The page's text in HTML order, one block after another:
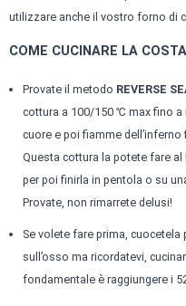
utilizzare anche il vostro forno di
COME CUCINARE LA
Provate il metodo REVERSE
cottura a 100/150 ℃ max fino a
cuore e poi fiamme
Questa cottura la potete fare al
per poi finirla in pentola o su
Provate, non rimarrete delusi!
Se volete fare prima,
sull’osso ma ricordatevi,
fondamentale è raggiungere i